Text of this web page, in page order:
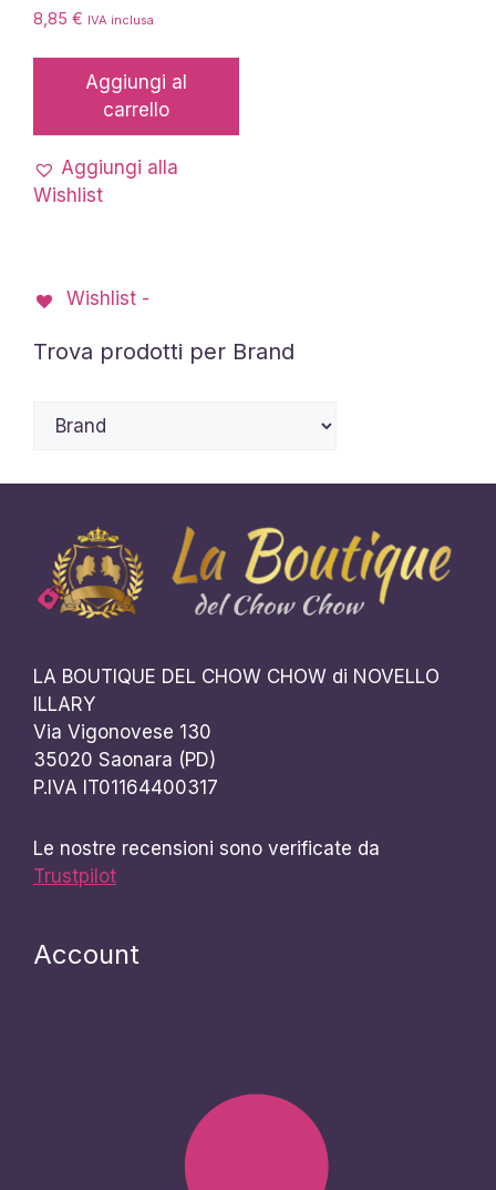
8,85 € IVA inclusa
Aggiungi al
carrello
Aggiungi alla
Wishlist
Wishlist -
Trova prodotti per Brand
LA BOUTIQUE DEL CHOW CHOW di NOVELLO
ILLARY
Via Vigonovese 130
35020 Saonara (PD)
P.IVA IT01164400317
Le nostre recensioni sono verificate da
Trustpilot
Account